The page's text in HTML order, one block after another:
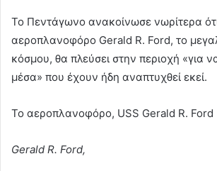
Το Πεντάγωνο ανακοίνωσε νωρίτερα
αεροπλανοφόρο Gerald R. Ford, το
κόσμου, θα πλεύσει στην περιοχή «για
μέσα» που έχουν ήδη αναπτυχθεί εκεί.
Το αεροπλανοφόρο, USS Gerald R. Ford
Gerald R. Ford,